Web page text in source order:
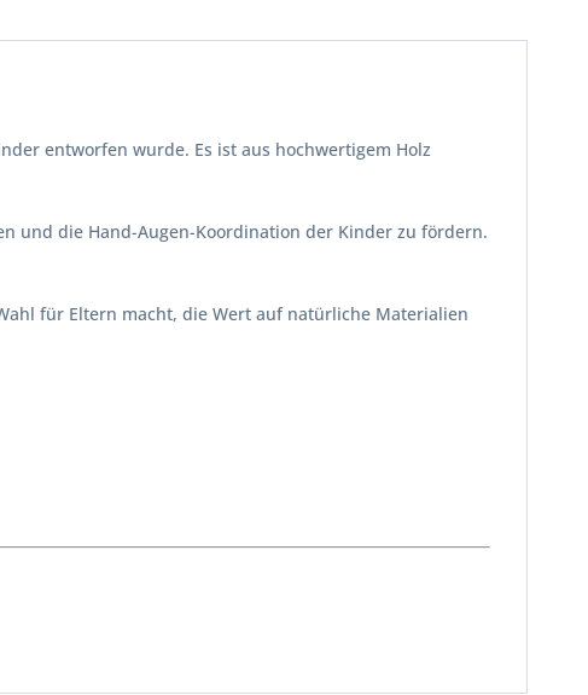
entworfen wurde. Es ist aus hochwertigem Holz
und die Hand-Augen-Koordination der Kinder zu fördern.
für Eltern macht, die Wert auf natürliche Materialien